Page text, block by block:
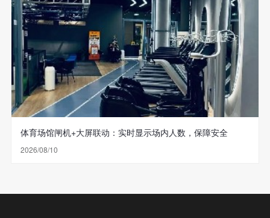
体育场馆闸机+大屏联动：实时显示场内人数，保障安全
2026/08/10